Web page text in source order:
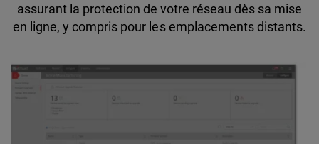
assurant la protection de votre réseau dès sa mise
en ligne, y compris pour les emplacements distants.